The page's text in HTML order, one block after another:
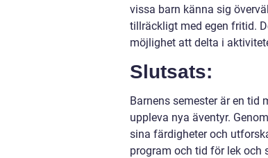
vissa barn känna sig
tillräckligt med egen fritid.
möjlighet att delta i
Slutsats:
Barnens semester är en tid
uppleva nya äventyr.
sina färdigheter och
program och tid för lek och